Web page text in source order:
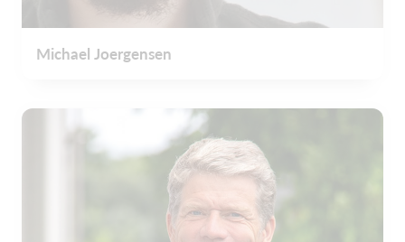
Michael Joergensen